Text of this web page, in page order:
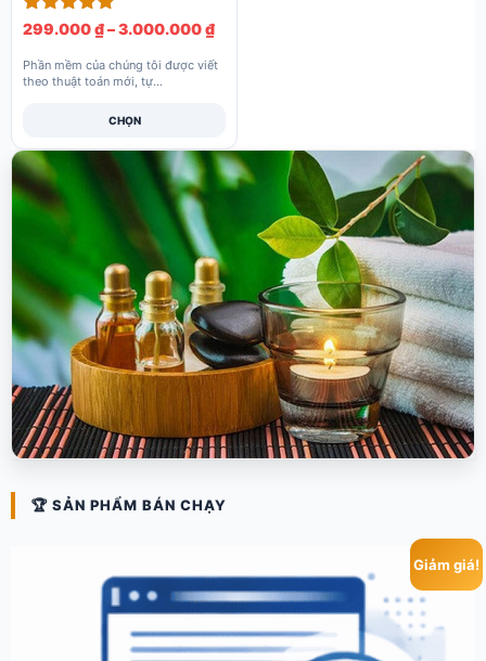
Được xếp
5.00
5 sao
299.000₫–3.000.000₫Khoảng
từ
3.000.000 ₫
Phần mềm của chúng tôi được viết
theo thuật toán mới, tự...
CHỌN
thể
được
chọn
sản
phẩm
🏆 SẢN PHẨM BÁN CHẠY
Giảm giá!